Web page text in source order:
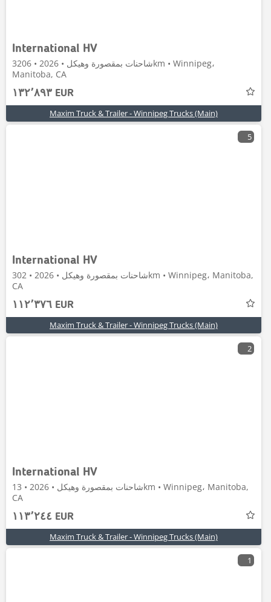
International HV
شاحنات بمقصورة وهيكل • 2026 • 3206km • Winnipeg،
Manitoba, CA
١٣٢٬٨٩٣ EUR
Maxim Truck & Trailer - Winnipeg Trucks (Main)
5
International HV
شاحنات بمقصورة وهيكل • 2026 • 302km • Winnipeg، Manitoba,
CA
١١٢٬٣٧٦ EUR
Maxim Truck & Trailer - Winnipeg Trucks (Main)
2
International HV
شاحنات بمقصورة وهيكل • 2026 • 13km • Winnipeg، Manitoba,
CA
١١٣٬٢٤٤ EUR
Maxim Truck & Trailer - Winnipeg Trucks (Main)
1